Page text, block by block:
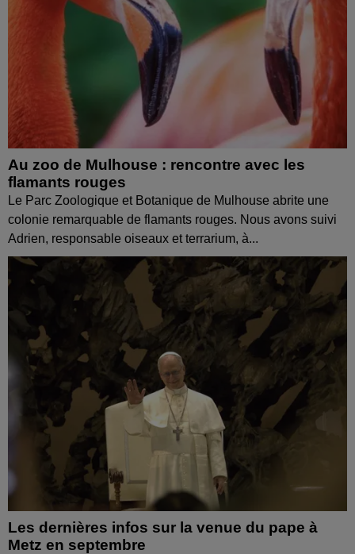
Au zoo de Mulhouse : rencontre avec les
flamants rouges
Le Parc Zoologique et Botanique de Mulhouse abrite une
colonie remarquable de flamants rouges. Nous avons suivi
Adrien, responsable oiseaux et terrarium, à...
Les dernières infos sur la venue du pape à
Metz en septembre